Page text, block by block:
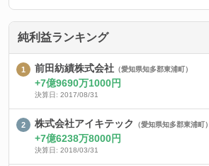
純利益ランキング
前田紡績株式会社 （愛知県知多郡東浦町）
7億9690万1000円
決算日: 2017/08/31
株式会社アイキテック （愛知県知多郡東浦町）
7億6238万8000円
決算日: 2018/03/31